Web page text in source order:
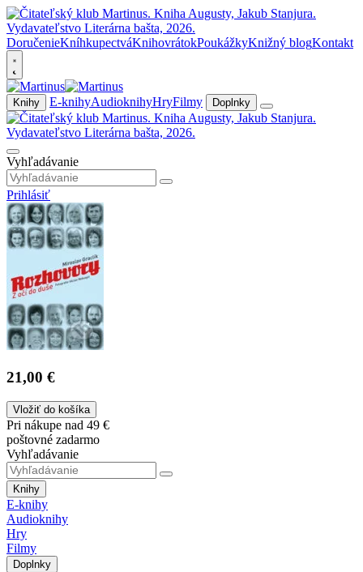
DoručenieKníhkupectváKnihovrátokPoukážkyKnižný blogKontakt
Knihy E-knihyAudioknihyHryFilmy Doplnky
Vyhľadávanie
Prihlásiť
21,00 €
Vložiť do košíka
Pri nákupe nad 49 €
poštovné zadarmo
Vyhľadávanie
Knihy
E-knihy
Audioknihy
Hry
Filmy
Doplnky